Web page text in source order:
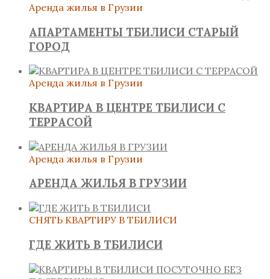
Аренда жилья в Грузии
АПАРТАМЕНТЫ ТБИЛИСИ СТАРЫЙ
ГОРОД
Аренда жилья в Грузии
КВАРТИРА В ЦЕНТРЕ ТБИЛИСИ С
ТЕРРАСОЙ
Аренда жилья в Грузии
АРЕНДА ЖИЛЬЯ В ГРУЗИИ
СНЯТЬ КВАРТИРУ В ТБИЛИСИ
ГДЕ ЖИТЬ В ТБИЛИСИ